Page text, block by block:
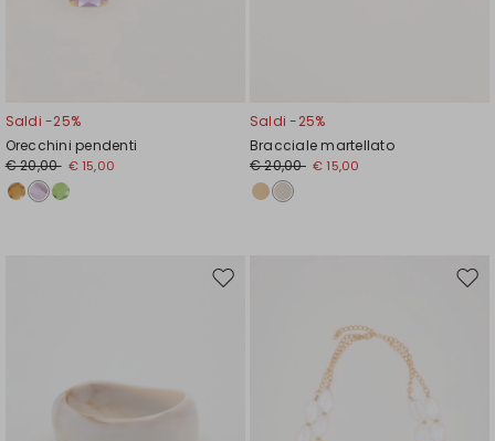
Saldi -25%
Orecchini pendenti
€ 20,00 € 15,00
Saldi -25%
Bracciale martellato
€ 20,00 € 15,00
Sposta